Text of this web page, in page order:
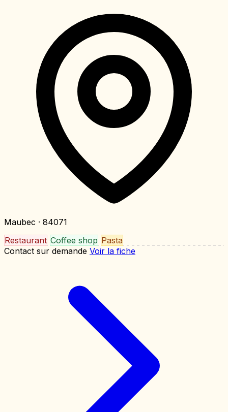
Maubec · 84071
Restaurant Coffee shop Pasta
Contact sur demande Voir la fiche